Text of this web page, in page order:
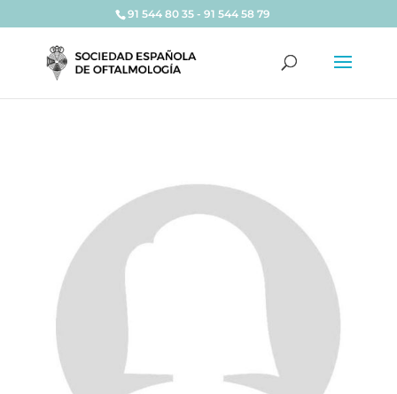
91 544 80 35 - 91 544 58 79